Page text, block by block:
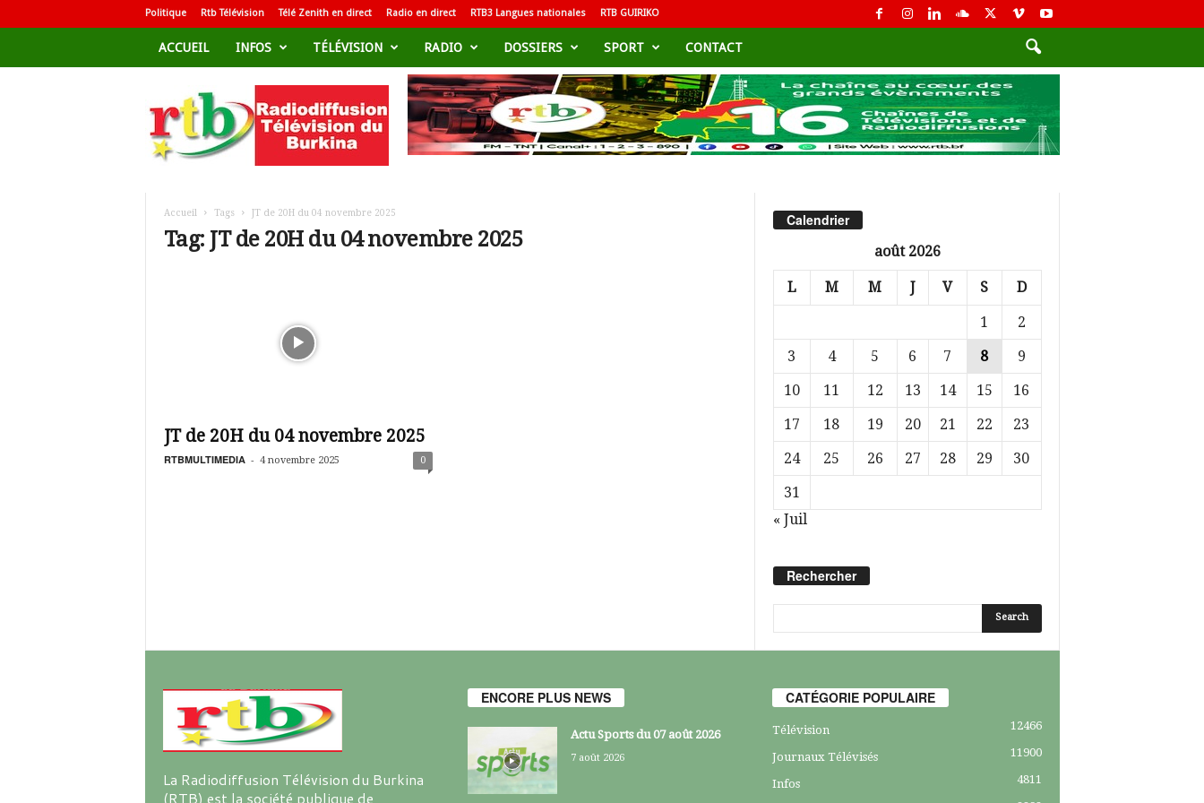
Politique Rtb Télévision Télé Zenith en direct Radio en direct RTB3 Langues nationales RTB GUIRIKO
ACCUEIL INFOS TÉLÉVISION RADIO DOSSIERS SPORT CONTACT
d
i
i
Accueil Tags JT de 20H du 04 novembre 2025
Tag: JT de 20H du 04 novembre 2025
JT de 20H du 04 novembre 2025
RTBMULTIMEDIA - 4 novembre 2025 0
Calendrier
août 2026
L M M J V S D
1
2
3
4 5 6 7 8
9
10
11 12 13 14 15
16
17
18 19 20 21 22
23
24
25 26 27 28 29
30
31
« Juil
Rechercher
La Radiodiffusion Télévision du Burkina
(RTB) est la société publique de
ENCORE PLUS NEWS
Actu Sports du 07 août 2026
7 août 2026
CATÉGORIE POPULAIRE
Télévision 12466
Journaux Télévisés 11900
Infos
4811